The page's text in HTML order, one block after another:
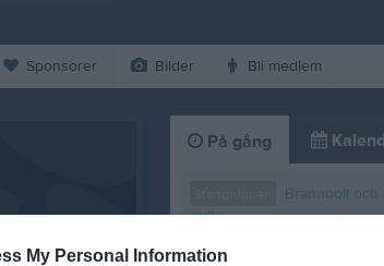
My Personal Information
Sponsorer Bilder Bli medlem
På gång
Brännboll och
grill
Fortsättningsgruppen